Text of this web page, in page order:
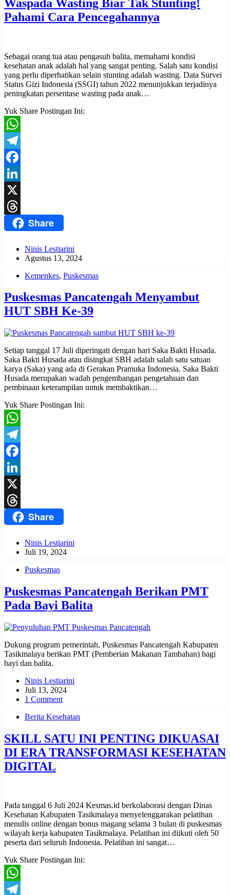
Waspada Wasting Biar Tak Stunting!
Pahami Cara Pencegahannya
Sebagai orang tua atau pengasuh balita, memahami kondisi
kesehatan anak adalah hal yang sangat penting. Salah satu kondisi
yang perlu diperhatikan selain stunting adalah wasting. Data Survei
Status Gizi Indonesia (SSGI) tahun 2022 menunjukkan terjadinya
peningkatan persentase wasting pada anak…
Yuk Share Postingan Ini:
WhatsApp
Telegram
Facebook
LinkedIn
X
ThreadsShare
Ninis Lestiarini
Agustus 13, 2024
Kemenkes, Puskesmas
Puskesmas Pancatengah Menyambut
HUT SBH Ke-39
Setiap tanggal 17 Juli diperingati dengan hari Saka Bakti Husada.
Saka Bakti Husada atau disingkat SBH adalah salah satu satuan
karya (Saka) yang ada di Gerakan Pramuka Indonesia. Saka Bakti
Husada merupakan wadah pengembangan pengetahuan dan
pembinaan keterampilan untuk membaktikan…
Yuk Share Postingan Ini:
WhatsApp
Telegram
Facebook
LinkedIn
X
ThreadsShare
Ninis Lestiarini
Juli 19, 2024
Puskesmas
Puskesmas Pancatengah Berikan PMT
Pada Bayi Balita
Dukung program pemerintah, Puskesmas Pancatengah Kabupaten
Tasikmalaya berikan PMT (Pemberian Makanan Tambahan) bagi
bayi dan balita.
Ninis Lestiarini
Juli 13, 2024
1 Comment
Berita Kesehatan
SKILL SATU INI PENTING DIKUASAI
DI ERA TRANSFORMASI KESEHATAN
DIGITAL
Pada tanggal 6 Juli 2024 Kesmas.id berkolaborasi dengan Dinas
Kesehatan Kabupaten Tasikmalaya menyelenggarakan pelatihan
menulis online dengan bonus magang selama 3 bulan di puskesmas
wilayah kerja kabupaten Tasikmalaya. Pelatihan ini diikuti oleh 50
peserta dari seluruh Indonesia. Pelatihan ini sangat…
Yuk Share Postingan Ini:
WhatsApp